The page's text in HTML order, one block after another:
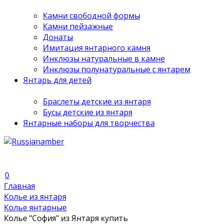
Камни свободной формы
Камни пейзажные
Донаты
Имитация янтарного камня
Инклюзы натуральные в камне
Инклюзы полунатуральные с янтарем
Янтарь для детей
Браслеты детские из янтаря
Бусы детские из янтаря
Янтарные наборы для творчества
0
Главная
Колье из янтаря
Колье янтарные
Колье "София" из Янтаря купить